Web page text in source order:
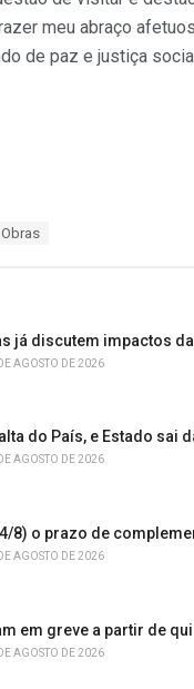
meu abraço
de paz e justiça
Obras
já discutem impactos
AGOSTO DE 2026
do País, e Estado sai
AGOSTO DE 2026
8) o prazo de
AGOSTO DE 2026
em greve a partir de
AGOSTO DE 2026